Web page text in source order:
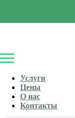
Услуги
Цены
О нас
Контакты